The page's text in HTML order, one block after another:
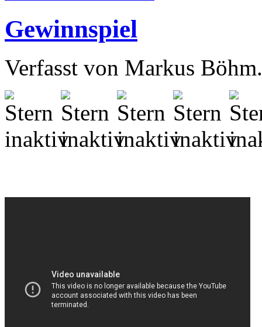
Gewinnspiel
Verfasst von Markus